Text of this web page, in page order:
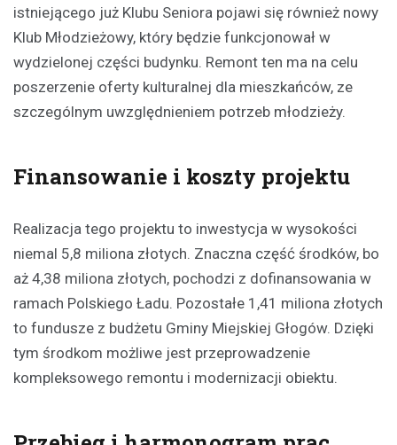
istniejącego już Klubu Seniora pojawi się również nowy
Klub Młodzieżowy, który będzie funkcjonował w
wydzielonej części budynku. Remont ten ma na celu
poszerzenie oferty kulturalnej dla mieszkańców, ze
szczególnym uwzględnieniem potrzeb młodzieży.
Finansowanie i koszty projektu
Realizacja tego projektu to inwestycja w wysokości
niemal 5,8 miliona złotych. Znaczna część środków, bo
aż 4,38 miliona złotych, pochodzi z dofinansowania w
ramach Polskiego Ładu. Pozostałe 1,41 miliona złotych
to fundusze z budżetu Gminy Miejskiej Głogów. Dzięki
tym środkom możliwe jest przeprowadzenie
kompleksowego remontu i modernizacji obiektu.